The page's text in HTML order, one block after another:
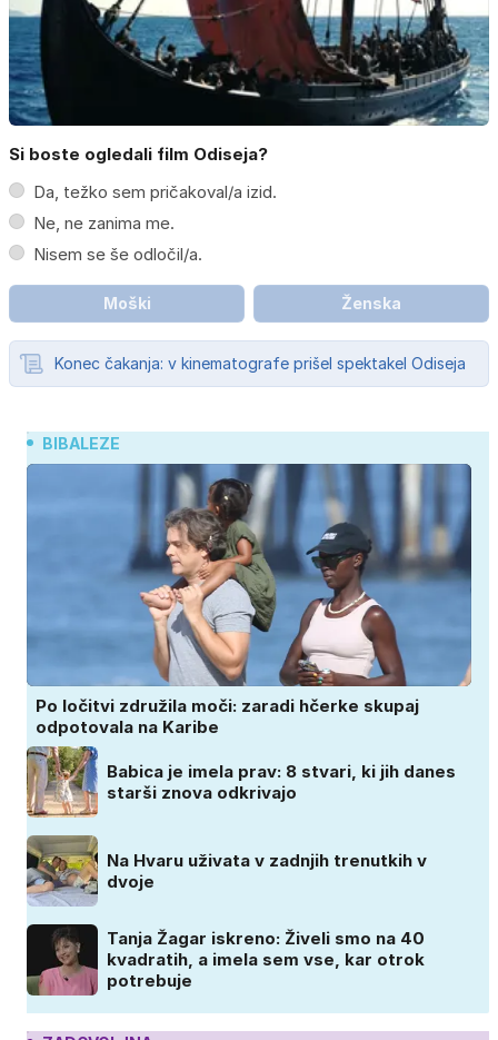
Si boste ogledali film Odiseja?
Da, težko sem pričakoval/a izid.
Ne, ne zanima me.
Nisem se še odločil/a.
Moški Ženska
Konec čakanja: v kinematografe prišel spektakel Odiseja
BIBALEZE
Po ločitvi združila moči: zaradi hčerke skupaj
odpotovala na Karibe
Babica je imela prav: 8 stvari, ki jih danes
starši znova odkrivajo
Na Hvaru uživata v zadnjih trenutkih v
dvoje
Tanja Žagar iskreno: Živeli smo na 40
kvadratih, a imela sem vse, kar otrok
potrebuje